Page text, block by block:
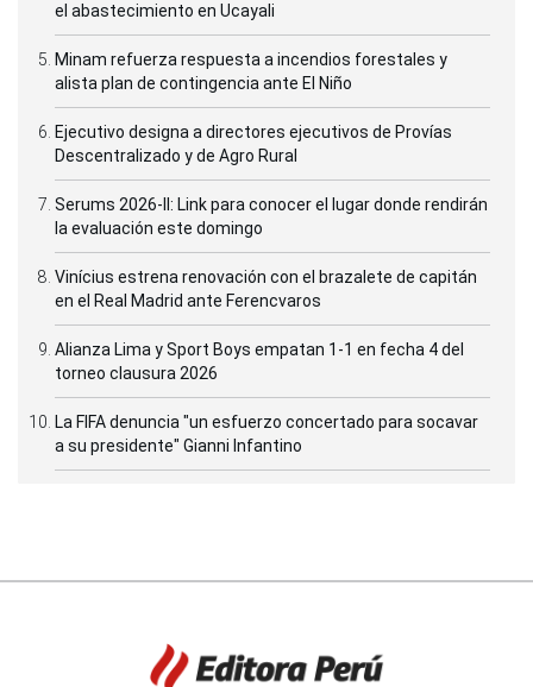
el abastecimiento en Ucayali
Minam refuerza respuesta a incendios forestales y
alista plan de contingencia ante El Niño
Ejecutivo designa a directores ejecutivos de Provías
Descentralizado y de Agro Rural
Serums 2026-II: Link para conocer el lugar donde rendirán
la evaluación este domingo
Vinícius estrena renovación con el brazalete de capitán
en el Real Madrid ante Ferencvaros
Alianza Lima y Sport Boys empatan 1-1 en fecha 4 del
torneo clausura 2026
La FIFA denuncia "un esfuerzo concertado para socavar
a su presidente" Gianni Infantino